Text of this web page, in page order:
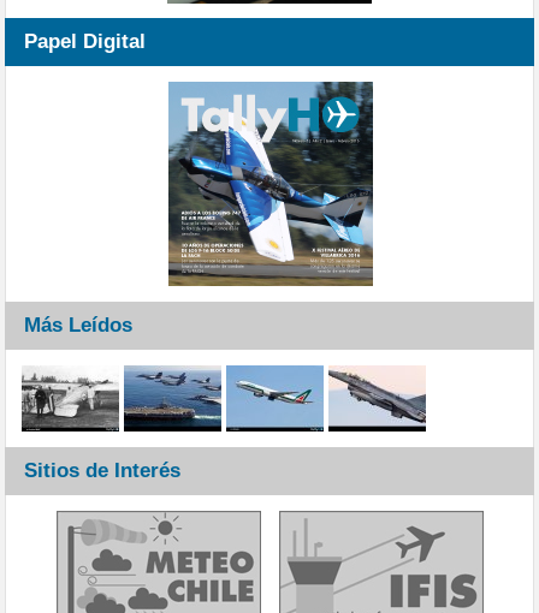
Papel Digital
Más Leídos
Sitios de Interés